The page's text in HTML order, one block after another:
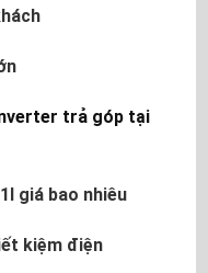
trả góp tại
giá bao nhiêu
kiệm điện